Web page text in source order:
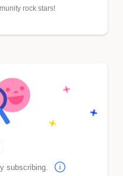
rock stars!
subscribing.